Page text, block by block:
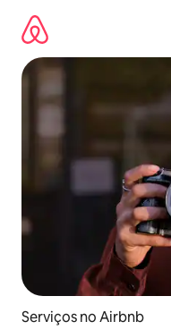
para
conteúdo
Serviços no Airbnb